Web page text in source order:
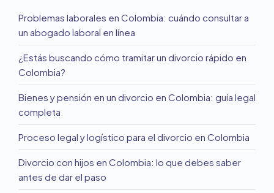
Problemas laborales en Colombia: cuándo consultar a
un abogado laboral en línea
¿Estás buscando cómo tramitar un divorcio rápido en
Colombia?
Bienes y pensión en un divorcio en Colombia: guía legal
completa
Proceso legal y logístico para el divorcio en Colombia
Divorcio con hijos en Colombia: lo que debes saber
antes de dar el paso